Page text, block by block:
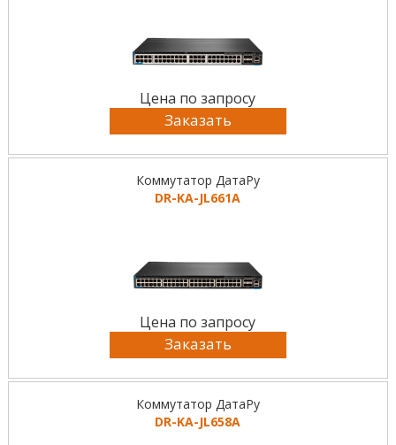
Цена по запросу
Заказать
Коммутатор ДатаРу
DR-KА-JL661A
Цена по запросу
Заказать
Коммутатор ДатаРу
DR-KА-JL658A